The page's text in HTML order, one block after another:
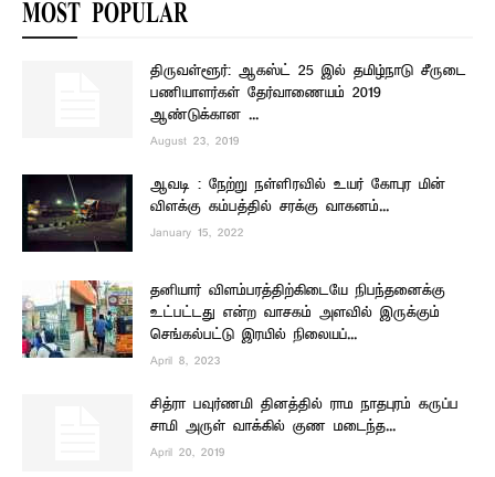
MOST POPULAR
திருவள்ளூர்: ஆகஸ்ட் 25 இல் தமிழ்நாடு சீருடை
பணியாளர்கள் தேர்வாணையம் 2019
ஆண்டுக்கான ...
August 23, 2019
ஆவடி : நேற்று நள்ளிரவில் உயர் கோபுர மின்
விளக்கு கம்பத்தில் சரக்கு வாகனம்...
January 15, 2022
தனியார் விளம்பரத்திற்கிடையே நிபந்தனைக்கு
உட்பட்டது என்ற வாசகம் அளவில் இருக்கும்
செங்கல்பட்டு இரயில் நிலையப்...
April 8, 2023
சித்ரா பவுர்ணமி தினத்தில் ராம நாதபுரம் கருப்ப
சாமி அருள் வாக்கில் குண மடைந்த...
April 20, 2019